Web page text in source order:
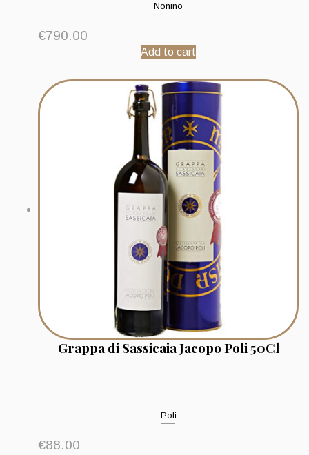
Nonino
€790.00
Add to cart
Grappa di Sassicaia Jacopo Poli 50Cl
Poli
€88.00